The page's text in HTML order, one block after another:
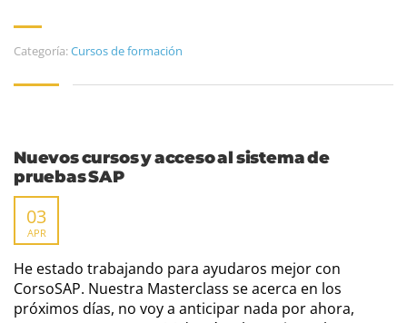
Categoría:Cursos de formación
Nuevos cursos y acceso al sistema de
pruebas SAP
03
APR
He estado trabajando para ayudaros mejor con
CorsoSAP. Nuestra Masterclass se acerca en los
próximos días, no voy a anticipar nada por ahora,